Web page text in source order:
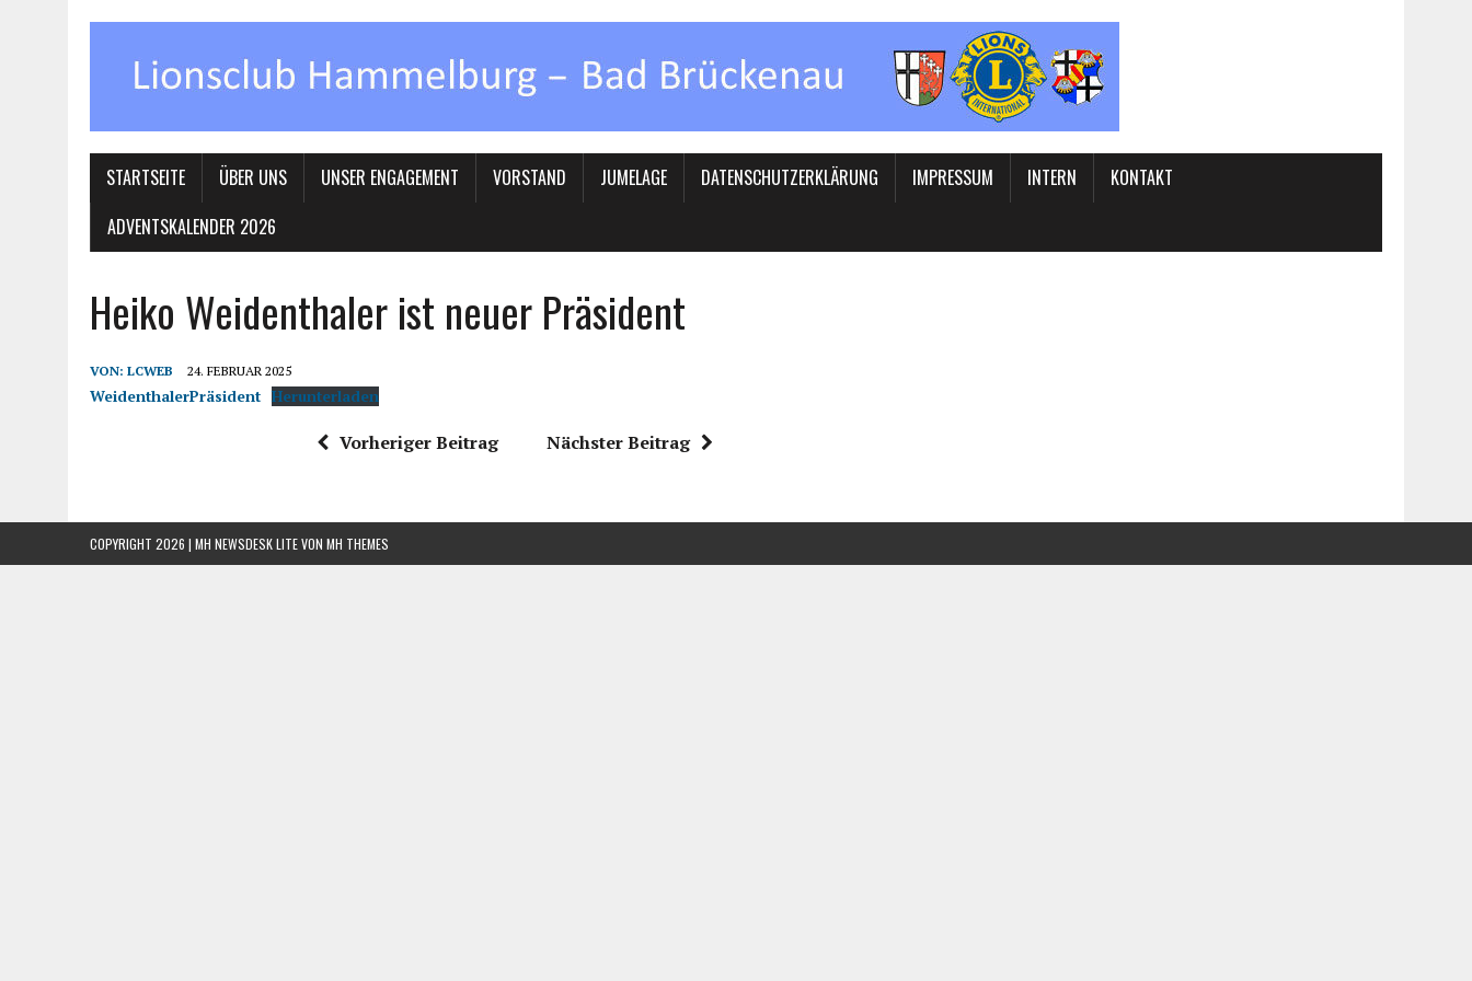
STARTSEITE ÜBER UNS UNSER ENGAGEMENT VORSTAND JUMELAGE DATENSCHUTZERKLÄRUNG IMPRESSUM INTERN
KONTAKT
ADVENTSKALENDER 2026
Heiko Weidenthaler ist neuer Präsident
VON: LCWEB 24. FEBRUAR 2025
WeidenthalerPräsident Herunterladen
Vorheriger Beitrag Nächster Beitrag
COPYRIGHT 2026 | MH NEWSDESK LITE VON MH THEMES